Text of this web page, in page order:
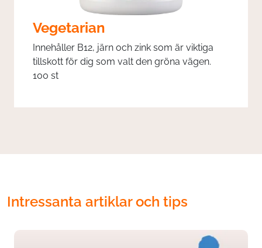
Vegetarian
Innehåller B12, järn och zink som är viktiga
tillskott för dig som valt den gröna vägen.
100 st
Intressanta artiklar och tips